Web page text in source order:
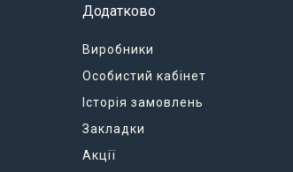
Додатково
Виробники
Особистий кабінет
Історія замовлень
Закладки
Акції